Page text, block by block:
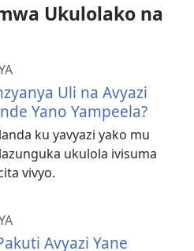
Ukulolako na
Uli na Avyazi
Yano Yampeela?
ku yavyazi yako mu
ukulola ivisuma
vivyo.
Avyazi Yane